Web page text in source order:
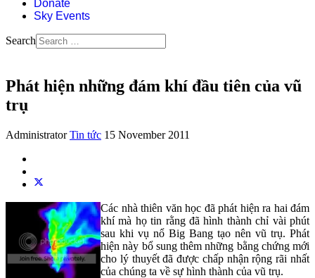
Donate
Sky Events
Search
Phát hiện những đám khí đầu tiên của vũ
trụ
Administrator Tin tức 15 November 2011
Các nhà thiên văn học đã phát hiện ra hai đám
khí mà họ tin rằng đã hình thành chỉ vài phút
sau khi vụ nổ Big Bang tạo nên vũ trụ. Phát
hiện này bổ sung thêm những bằng chứng mới
cho lý thuyết đã được chấp nhận rộng rãi nhất
của chúng ta về sự hình thành của vũ trụ.